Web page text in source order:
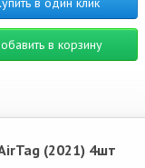
в корзину
(2021) 4шт